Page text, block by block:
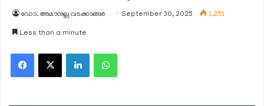
ഡോ. അമാനുല്ല വടക്കാങ്ങര September 30, 2025 1,251
Less than a minute
Facebook
X LinkedInWhatsApp